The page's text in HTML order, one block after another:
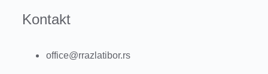
Kontakt
office@rrazlatibor.rs